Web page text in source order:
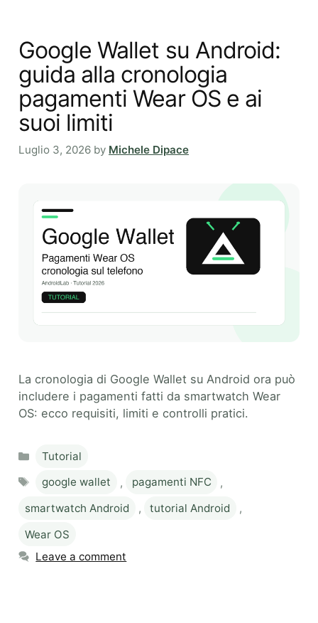
Google Wallet su Android:
guida alla cronologia
pagamenti Wear OS e ai
suoi limiti
Luglio 3, 2026 by Michele Dipace
La cronologia di Google Wallet su Android ora può
includere i pagamenti fatti da smartwatch Wear
OS: ecco requisiti, limiti e controlli pratici.
Categories
Tutorial
google wallet , pagamenti NFC
,
smartwatch Android
, tutorial Android
,
Wear OS
Leave a comment